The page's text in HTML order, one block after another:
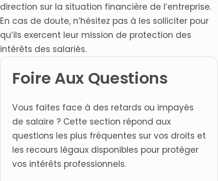
direction sur la situation financière de l’entreprise.
En cas de doute, n’hésitez pas à les solliciter pour
qu’ils exercent leur mission de protection des
intérêts des salariés.
Foire Aux Questions
Vous faites face à des retards ou impayés
de salaire ? Cette section répond aux
questions les plus fréquentes sur vos droits et
les recours légaux disponibles pour protéger
vos intérêts professionnels.